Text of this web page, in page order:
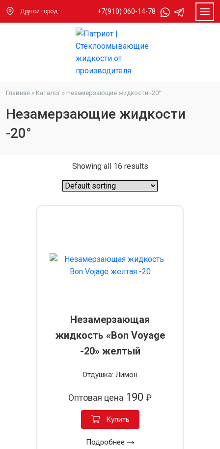
Другой город +7(910) 060-14-78
Главная » Каталог » Незамерзающие жидкости -20°
Незамерзающие жидкости
-20°
Showing all 16 results
Незамерзающая
жидкость «Bon Voyage
-20» желтый
Отдушка: Лимон
Оптовая цена 190 ₽
Купить
Подробнее